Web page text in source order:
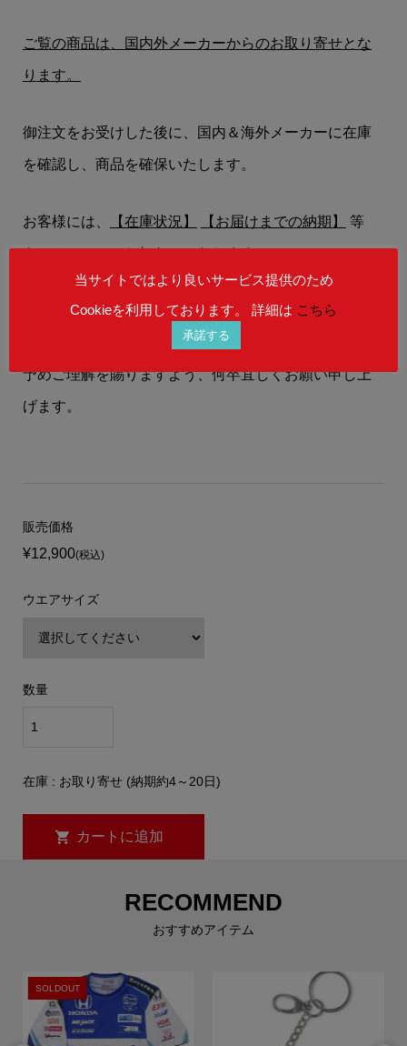
ご覧の商品は、国内外メーカーからのお取り寄せとな
ります。
御注文をお受けした後に、国内＆海外メーカーに在庫
を確認し、商品を確保いたします。
お客様には、 【在庫状況】 【お届けまでの納期】 等
を、メールにてお知らせいたします。
在庫状況によりましては、御注文後にご希望の商品を
ご用意することができない場合もございます。
予めご理解を賜りますよう、何卒宜しくお願い申し上
げます。
販売価格
¥12,900(税込)
ウエアサイズ
数量
在庫 : お取り寄せ (納期約4～20日)
RECOMMEND
おすすめアイテム
SOLDOUT
当サイトではより良いサービス提供のため
Cookieを利用しております。 詳細は こちら
承諾する